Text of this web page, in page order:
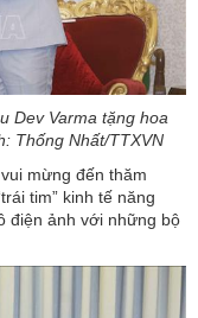
Dev Varma tặng hoa
Thống Nhất/TTXVN
mừng đến thăm
tim” kinh tế năng
điện ảnh với những bộ